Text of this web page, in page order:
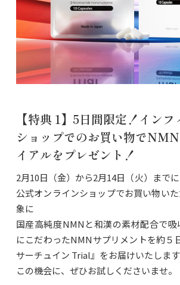
【特典 1】5日間限定！イン
ショップでのお買い物で
イアルをプレゼント！
2月10日（金）から2月14日（火）まで
公式オンラインショップでお買い物い
象に
国産高純度NMNと和漢の素材配合で
にこだわったNMNサプリメントを約５
サーチュイン Trial』をお届けいたします
この機会に、ぜひお試しくださいませ。